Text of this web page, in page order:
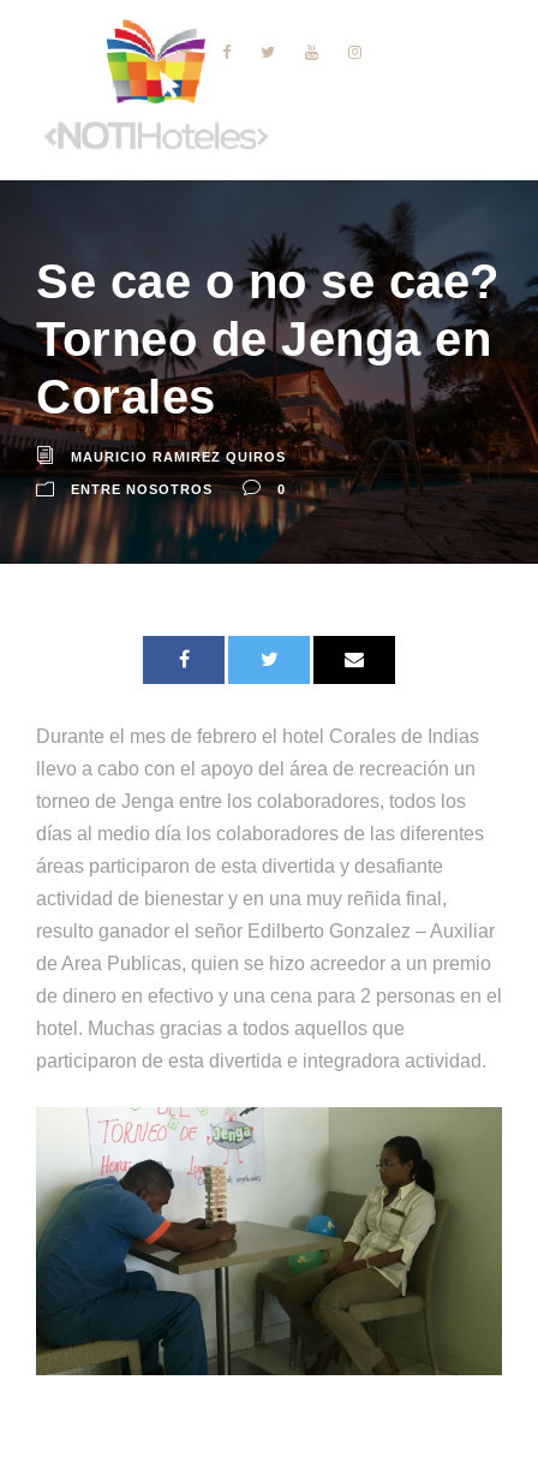
Se cae o no se cae?
Torneo de Jenga en
Corales
MAURICIO RAMIREZ QUIROS
ENTRE NOSOTROS 0
Durante el mes de febrero el hotel Corales de Indias
llevo a cabo con el apoyo del área de recreación un
torneo de Jenga entre los colaboradores, todos los
días al medio día los colaboradores de las diferentes
áreas participaron de esta divertida y desafiante
actividad de bienestar y en una muy reñida final,
resulto ganador el señor Edilberto Gonzalez – Auxiliar
de Area Publicas, quien se hizo acreedor a un premio
de dinero en efectivo y una cena para 2 personas en el
hotel. Muchas gracias a todos aquellos que
participaron de esta divertida e integradora actividad.